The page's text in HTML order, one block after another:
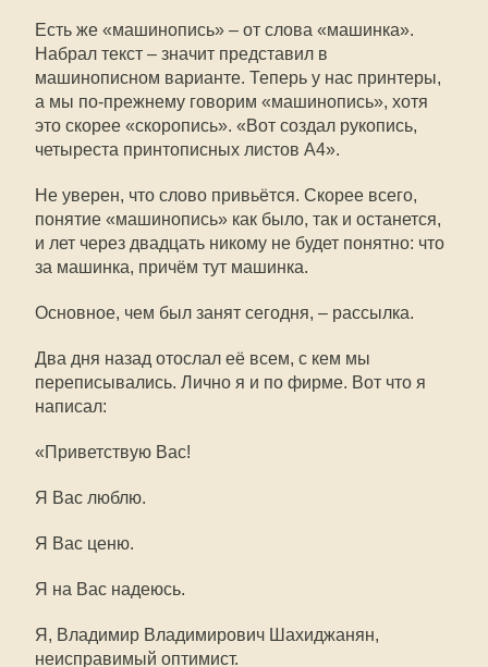
Есть же «машинопись» – от слова «машинка».
Набрал текст – значит представил в
машинописном варианте. Теперь у нас принтеры,
а мы по-прежнему говорим «машинопись», хотя
это скорее «скоропись». «Вот создал рукопись,
четыреста принтописных листов А4».
Не уверен, что слово привьётся. Скорее всего,
понятие «машинопись» как было, так и останется,
и лет через двадцать никому не будет понятно: что
за машинка, причём тут машинка.
Основное, чем был занят сегодня, – рассылка.
Два дня назад отослал её всем, с кем мы
переписывались. Лично я и по фирме. Вот что я
написал:
«Приветствую Вас!
Я Вас люблю.
Я Вас ценю.
Я на Вас надеюсь.
Я, Владимир Владимирович Шахиджанян,
неисправимый оптимист.